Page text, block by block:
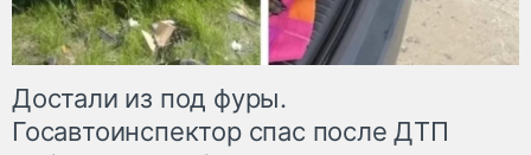
Достали из под фуры.
Госавтоинспектор спас после ДТП